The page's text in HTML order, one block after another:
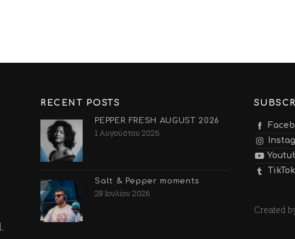
RECENT POSTS
PEPPER FRESH AUGUST 2026
1 Αυγούστου 2026
Salt & Pepper moments
28 Ιουλίου 2026
TikTok
Created